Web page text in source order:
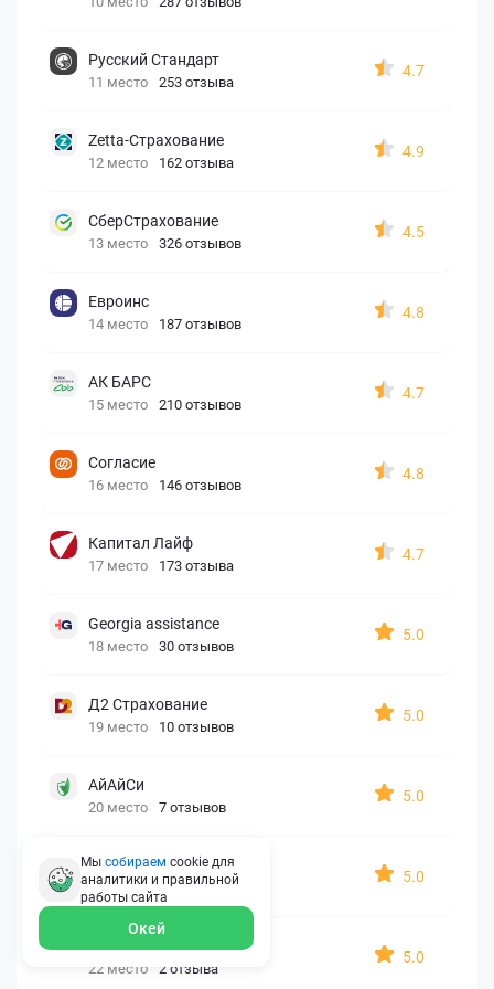
Русский Стандарт
11 место 253 отзыва
4.7
Zetta-Страхование
12 место 162 отзыва
4.9
СберСтрахование
13 место 326 отзывов
4.5
Евроинс
14 место 187 отзывов
4.8
АК БАРС
15 место 210 отзывов
4.7
Согласие
16 место 146 отзывов
4.8
Капитал Лайф
17 место 173 отзыва
4.7
Georgia assistance
18 место 30 отзывов
5.0
Д2 Страхование
19 место 10 отзывов
5.0
АйАйСи
20 место 7 отзывов
5.0
OxySport
21 место 6 отзывов
5.0
22 место 2 отзыва
5.0
Мы собираем cookie для
аналитики и правильной
работы сайта
Окей